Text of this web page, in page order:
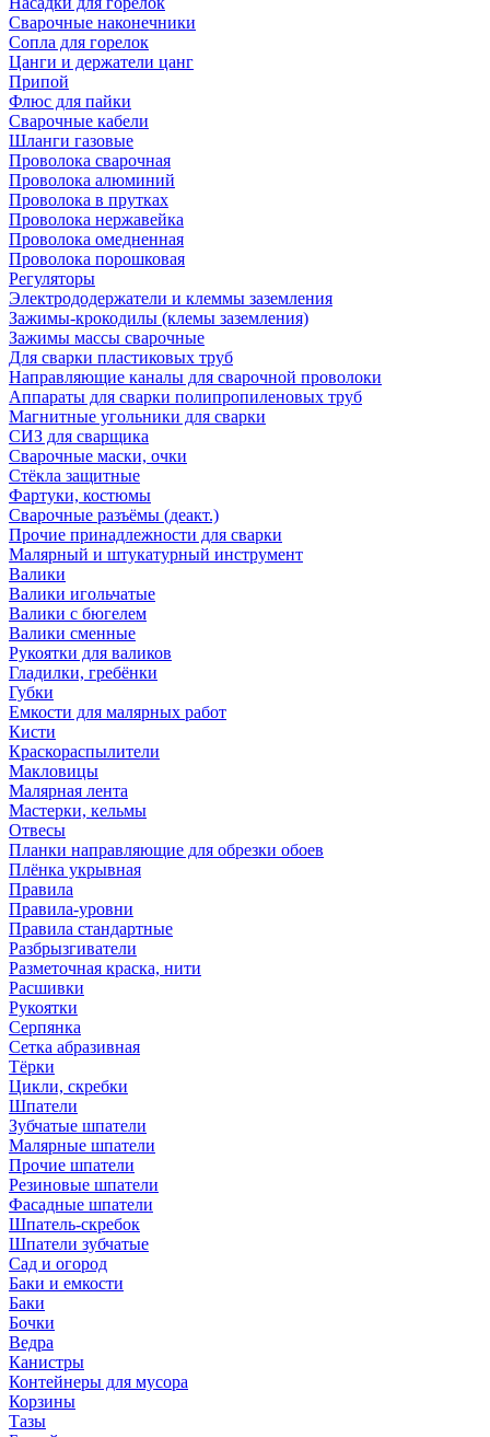
Сварочные наконечники
Сопла для горелок
Цанги и держатели цанг
Припой
Флюс для пайки
Сварочные кабели
Шланги газовые
Проволока сварочная
Проволока алюминий
Проволока в прутках
Проволока нержавейка
Проволока омедненная
Проволока порошковая
Регуляторы
Электрододержатели и клеммы заземления
Зажимы-крокодилы (клемы заземления)
Зажимы массы сварочные
Для сварки пластиковых труб
Направляющие каналы для сварочной проволоки
Аппараты для сварки полипропиленовых труб
Магнитные угольники для сварки
СИЗ для сварщика
Сварочные маски, очки
Стёкла защитные
Фартуки, костюмы
Сварочные разъёмы (деакт.)
Прочие принадлежности для сварки
Малярный и штукатурный инструмент
Валики
Валики игольчатые
Валики с бюгелем
Валики сменные
Рукоятки для валиков
Гладилки, гребёнки
Губки
Емкости для малярных работ
Кисти
Краскораспылители
Макловицы
Малярная лента
Мастерки, кельмы
Отвесы
Планки направляющие для обрезки обоев
Плёнка укрывная
Правила
Правила-уровни
Правила стандартные
Разбрызгиватели
Разметочная краска, нити
Расшивки
Рукоятки
Серпянка
Сетка абразивная
Тёрки
Цикли, скребки
Шпатели
Зубчатые шпатели
Малярные шпатели
Прочие шпатели
Резиновые шпатели
Фасадные шпатели
Шпатель-скребок
Шпатели зубчатые
Сад и огород
Баки и емкости
Баки
Бочки
Ведра
Канистры
Контейнеры для мусора
Корзины
Тазы